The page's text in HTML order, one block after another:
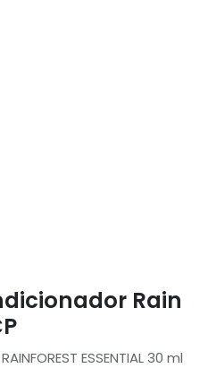
Rain
ESSENTIAL 30 ml